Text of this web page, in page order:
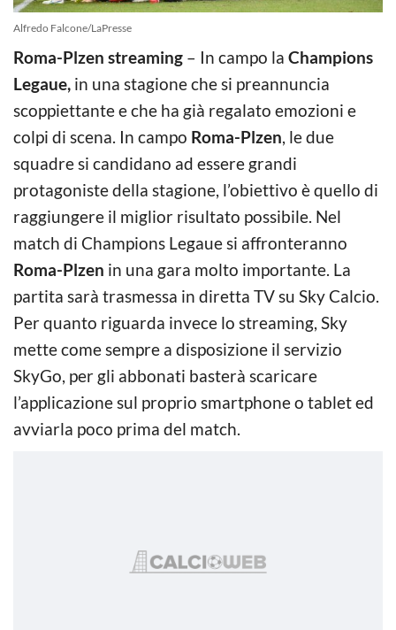
Alfredo Falcone/LaPresse
Roma-Plzen streaming – In campo la Champions
Legaue, in una stagione che si preannuncia
scoppiettante e che ha già regalato emozioni e
colpi di scena. In campo Roma-Plzen, le due
squadre si candidano ad essere grandi
protagoniste della stagione, l’obiettivo è quello di
raggiungere il miglior risultato possibile. Nel
match di Champions Legaue si affronteranno
Roma-Plzen in una gara molto importante. La
partita sarà trasmessa in diretta TV su Sky Calcio.
Per quanto riguarda invece lo streaming, Sky
mette come sempre a disposizione il servizio
SkyGo, per gli abbonati basterà scaricare
l’applicazione sul proprio smartphone o tablet ed
avviarla poco prima del match.